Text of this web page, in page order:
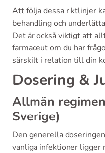
Att följa dessa riktlinjer
behandling och
Det är också viktigt att
farmaceut om du har
särskilt i relation till din
Dosering &
Allmän
Sverige)
Den generella
vanliga infektioner ligger